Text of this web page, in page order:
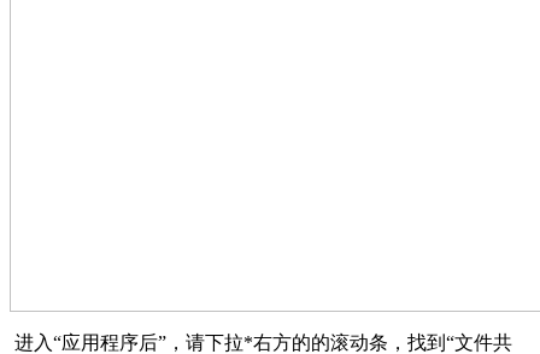
进入“应用程序后”，请下拉*右方的的滚动条，找到“文件共